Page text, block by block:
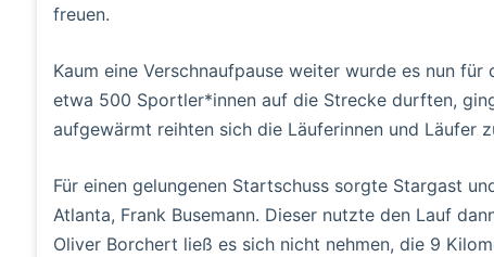
freuen.
Kaum eine Verschnaufpause weiter wurde es nun
etwa 500 Sportler*innen auf die Strecke durften,
aufgewärmt reihten sich die Läuferinnen und Läufer
Für einen gelungenen Startschuss sorgte Stargast
Atlanta, Frank Busemann. Dieser nutzte den Lauf
Oliver Borchert ließ es sich nicht nehmen, die 9